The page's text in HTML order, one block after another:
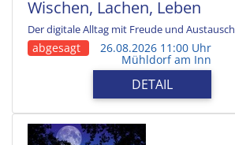
Wischen, Lachen, Leben
Der digitale Alltag mit Freude und Austausch
abgesagt 26.08.2026 11:00 Uhr
Mühldorf am Inn
DETAIL